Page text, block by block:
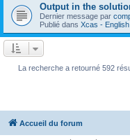
Output in the
Dernier message par
Publié dans Xcas - English
La recherche a retourné 592
Accueil du forum